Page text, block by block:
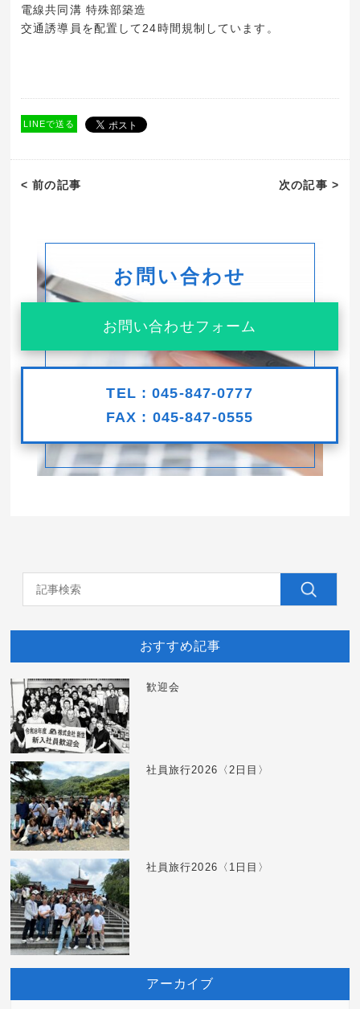
電線共同溝 特殊部築造
交通誘導員を配置して24時間規制しています。
LINEで送る
< 前の記事 次の記事 >
お問い合わせ
お問い合わせフォーム
TEL : 045-847-0777
FAX : 045-847-0555
おすすめ記事
歓迎会
社員旅行2026〈2日目〉
社員旅行2026〈1日目〉
アーカイブ